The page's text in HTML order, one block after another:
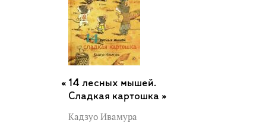
14 лесных мышей.
Сладкая картошка »
Кадзуо Ивамура